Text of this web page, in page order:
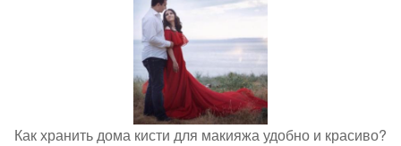
Как хранить дома кисти для макияжа удобно и красиво?